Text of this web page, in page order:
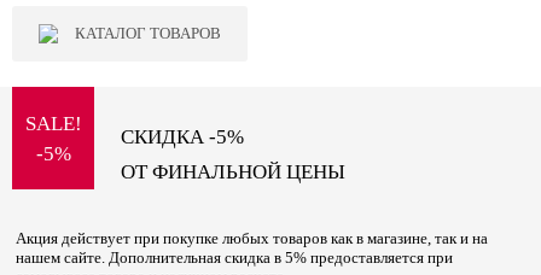
КАТАЛОГ ТОВАРОВ
SALE!
-5%
СКИДКА -5%
ОТ ФИНАЛЬНОЙ ЦЕНЫ
Акция действует при покупке любых товаров как в магазине, так и на
нашем сайте. Дополнительная скидка в 5% предоставляется при